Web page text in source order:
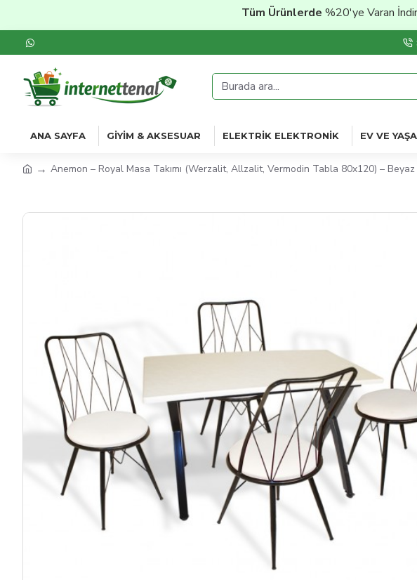
Tüm Ürünlerde%20'ye Varan İndirim
ANA SAYFA GIYIM & AKSESUAR ELEKTRIK ELEKTRONIK EV VE
Anemon – Royal Masa Takımı (Werzalit, Allzalit, Vermodin Tabla 80x120) – Beyaz